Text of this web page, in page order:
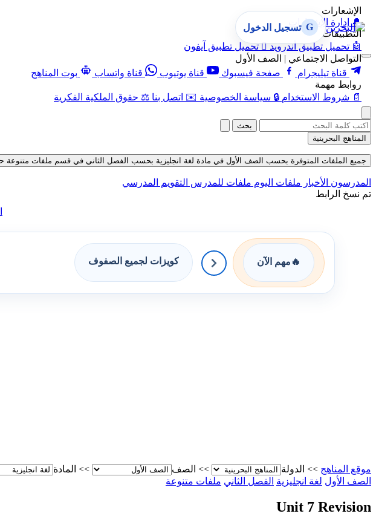
الإشعارات
🔔 إدارة الإشعارات
التطبيقات
🤖 تحميل تطبيق أندرويد  تحميل تطبيق آيفون
التواصل الاجتماعي | الصف الأول
قناة تيليجرام
صفحة فيسبوك قناة يوتيوب قناة واتساب
بوت المناهج
روابط مهمة
📄 شروط الاستخدام 🔒 سياسة الخصوصية ✉️ اتصل بنا ⚖️ حقوق الملكية الفكرية
G تسجيل الدخول
بحث
المناهج البحرينية
جميع الملفات المتوفرة بحسب الصف الأول في مادة لغة انجليزية بحسب الفصل الثاني في قسم ملفات متنوعة حتى تاريخ
المدرسون الأخبار ملفات اليوم ملفات للمدرس التقويم المدرسي
تم نسخ الرابط
🔥 مهم الآن كويزات لجميع الصفوف
موقع المناهج >> الدولة >> الصف >> المادة
الصف الأول لغة انجليزية الفصل الثاني ملفات متنوعة
Unit 7 Revision